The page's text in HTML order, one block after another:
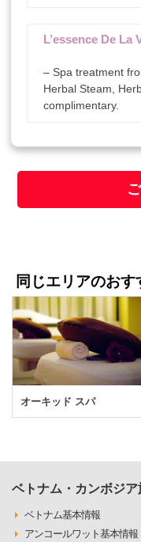
L’essence De La
– Spa treatment
Herbal Steam,
complimentary.
同じエリアのお
オーキッド スパ
ベトナム・カンボジ
ベトナム基本情報
アンコールワット基本情報